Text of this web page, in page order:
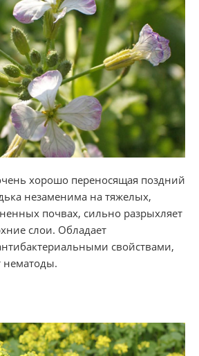
хорошо переносящая поздний
незаменима на тяжелых,
почвах, сильно разрыхляет
слои. Обладает
свойствами,
нематоды.